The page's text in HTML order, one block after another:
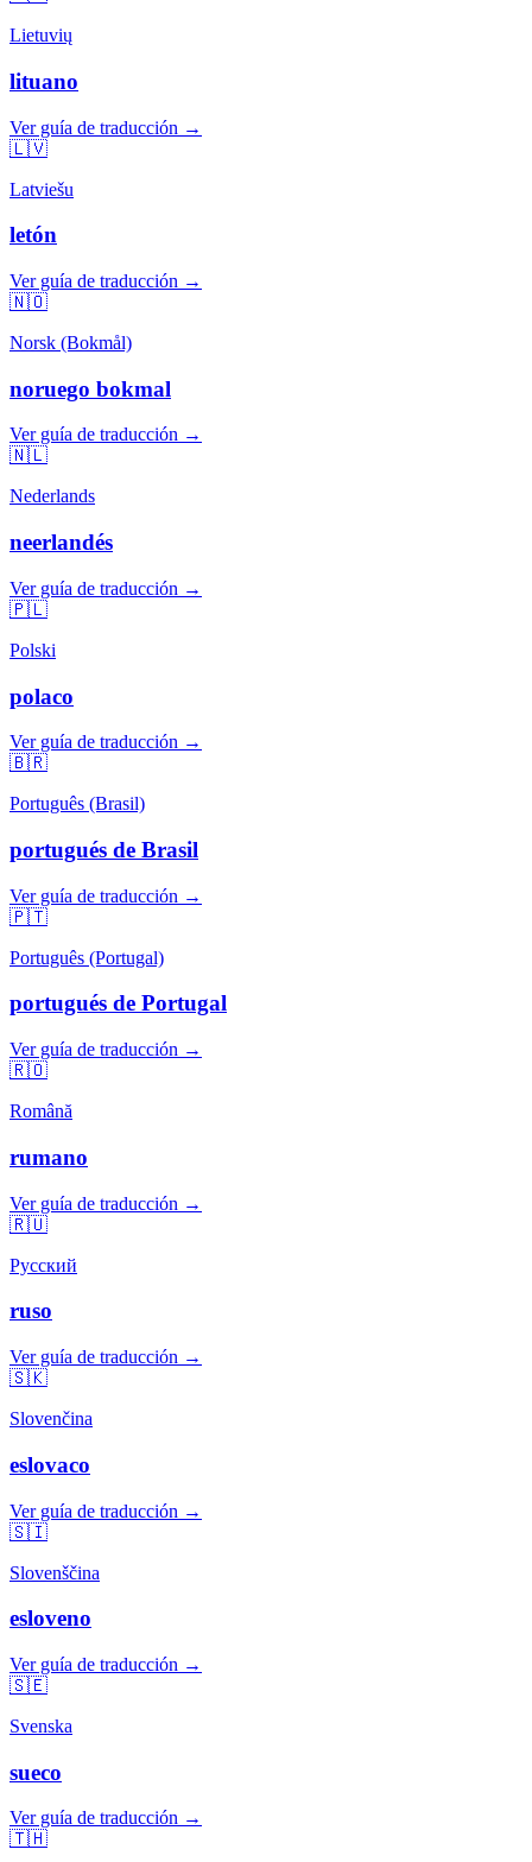
Lietuvių
lituano
Ver guía de traducción →
🇱🇻
Latviešu
letón
Ver guía de traducción →
🇳🇴
Norsk (Bokmål)
noruego bokmal
Ver guía de traducción →
🇳🇱
Nederlands
neerlandés
Ver guía de traducción →
🇵🇱
Polski
polaco
Ver guía de traducción →
🇧🇷
Português (Brasil)
portugués de Brasil
Ver guía de traducción →
🇵🇹
Português (Portugal)
portugués de Portugal
Ver guía de traducción →
🇷🇴
Română
rumano
Ver guía de traducción →
🇷🇺
Русский
ruso
Ver guía de traducción →
🇸🇰
Slovenčina
eslovaco
Ver guía de traducción →
🇸🇮
Slovenščina
esloveno
Ver guía de traducción →
🇸🇪
Svenska
sueco
Ver guía de traducción →
🇹🇭